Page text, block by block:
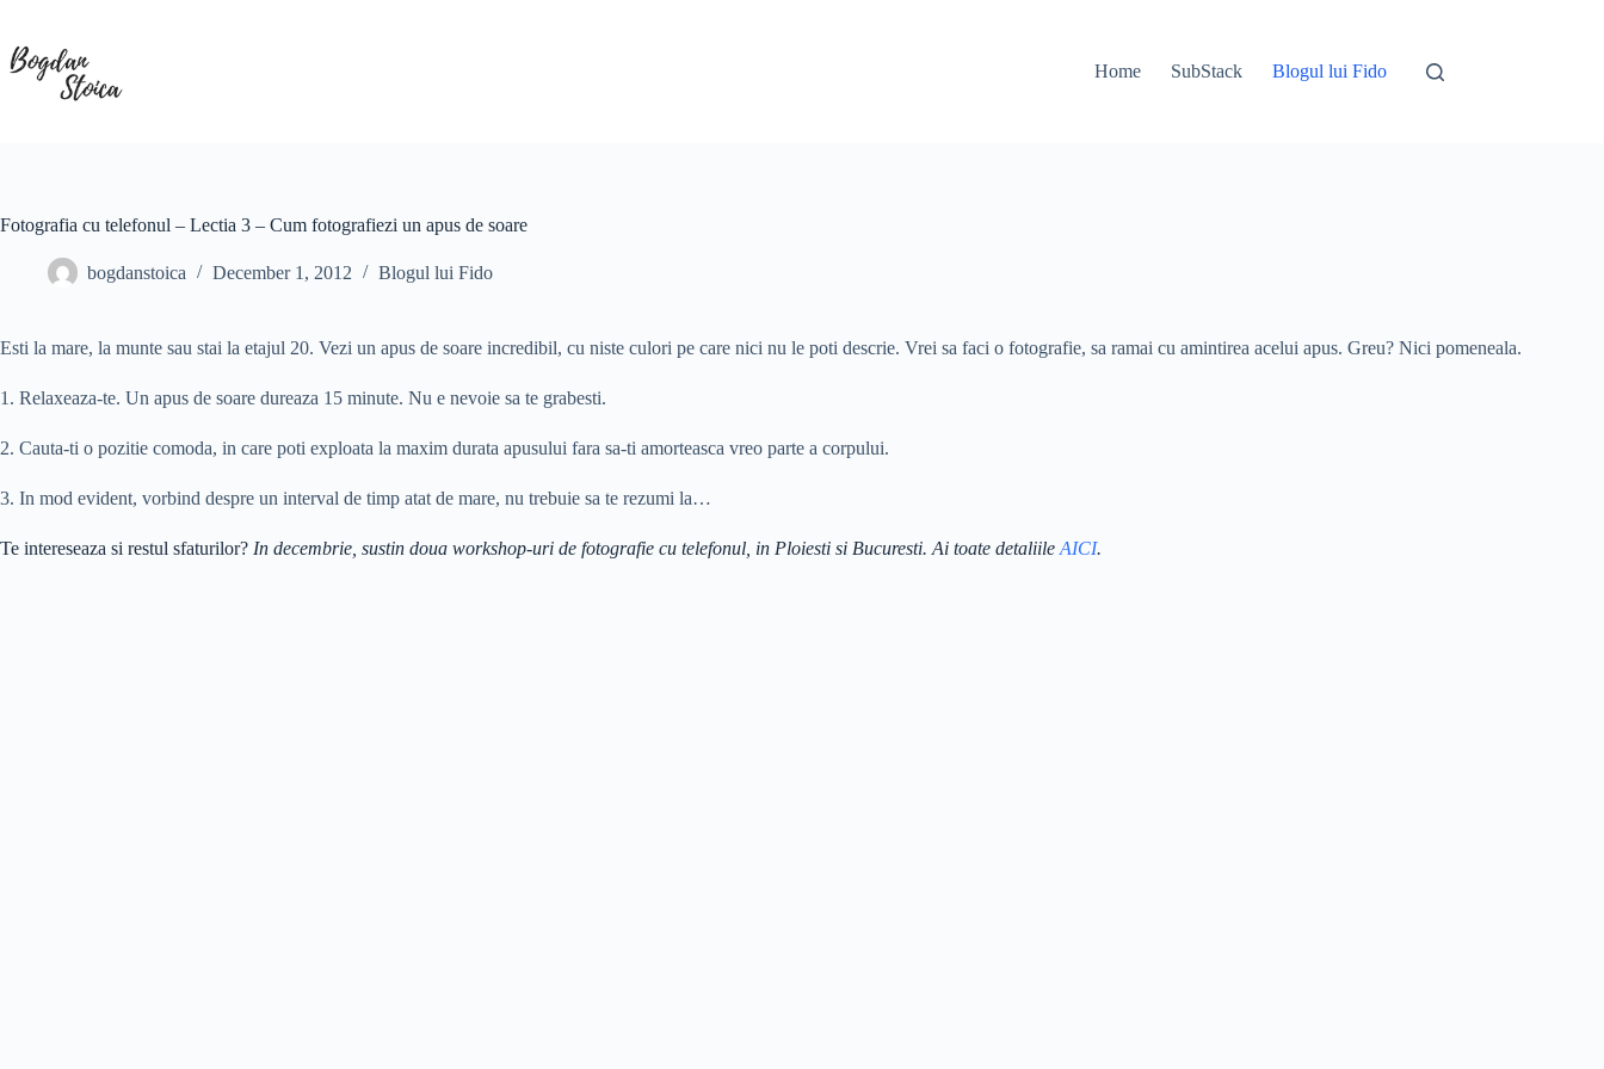
content
Home
SubStack Blogul lui Fido
Fotografia cu telefonul – Lectia 3 – Cum fotografiezi un apus de soare
bogdanstoica December 1, 2012 Blogul lui Fido
Esti la mare, la munte sau stai la etajul 20. Vezi un apus de soare incredibil, cu niste culori pe care nici nu le poti descrie. Vrei sa faci o fotografie, sa ramai cu amintirea acelui apus. Greu? Nici pomeneala.
1. Relaxeaza-te. Un apus de soare dureaza 15 minute. Nu e nevoie sa te grabesti.
2. Cauta-ti o pozitie comoda, in care poti exploata la maxim durata apusului fara sa-ti amorteasca vreo parte a corpului.
3. In mod evident, vorbind despre un interval de timp atat de mare, nu trebuie sa te rezumi la…
Te intereseaza si restul sfaturilor? In decembrie, sustin doua workshop-uri de fotografie cu telefonul, in Ploiesti si Bucuresti. Ai toate detaliile AICI.